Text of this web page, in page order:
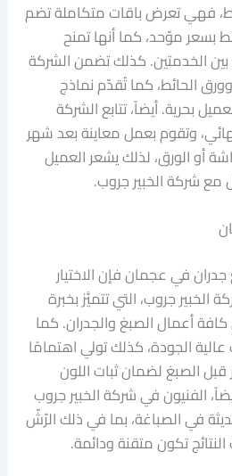
فهي تعرض باقات متكاملة تضم
بسعر موّحد، كما أنها تمنح
الخدمتين. كذلك تضمن الشركة
الحائط، كما تُقدّم نماذج
بحرية. أيضاً، تتابع الشركة
وتقوم بعمل معاينة بعد شهر
أو الورق، لذلك يشعر العميل
مع شركة الخبير جروب.
في عجمان فإن الاختيار
جروب، التي تتميَّز بخبرة
أعمال الصبغ والجدران. كما
عالية الجودة، كذلك تولي اهتمامًا
قبل الصبغ لضمان ثبات اللون
الفنيون في شركة الخبير جروب
في الصباغة، بما في ذلك الرّشّ
تكون متقنة ودائمة.